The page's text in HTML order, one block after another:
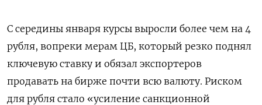
С середины января курсы выросли более чем на 4
рубля, вопреки мерам ЦБ, который резко поднял
ключевую ставку и обязал экспортеров
продавать на бирже почти всю валюту. Риском
для рубля стало «усиление санкционной